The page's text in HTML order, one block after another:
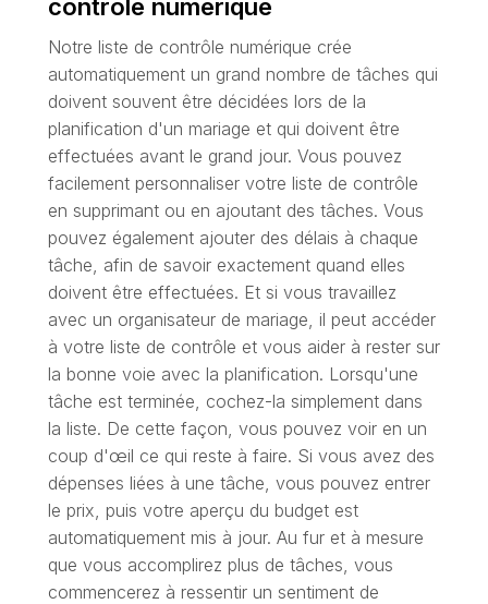
contrôle numérique
Notre liste de contrôle numérique crée
automatiquement un grand nombre de tâches qui
doivent souvent être décidées lors de la
planification d'un mariage et qui doivent être
effectuées avant le grand jour. Vous pouvez
facilement personnaliser votre liste de contrôle
en supprimant ou en ajoutant des tâches. Vous
pouvez également ajouter des délais à chaque
tâche, afin de savoir exactement quand elles
doivent être effectuées. Et si vous travaillez
avec un organisateur de mariage, il peut accéder
à votre liste de contrôle et vous aider à rester sur
la bonne voie avec la planification. Lorsqu'une
tâche est terminée, cochez-la simplement dans
la liste. De cette façon, vous pouvez voir en un
coup d'œil ce qui reste à faire. Si vous avez des
dépenses liées à une tâche, vous pouvez entrer
le prix, puis votre aperçu du budget est
automatiquement mis à jour. Au fur et à mesure
que vous accomplirez plus de tâches, vous
commencerez à ressentir un sentiment de